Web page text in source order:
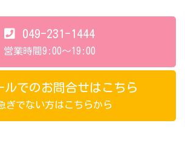
049-231-1444
営業時間9:00～19:00
ルでのお問合せはこちら
ぎでない方はこちらから